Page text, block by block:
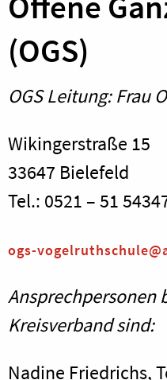
(OGS)
OGS Leitung: Frau
Wikingerstraße 15
33647 Bielefeld
Tel.: 0521 – 51
ogs-
Ansprechpersonen
Kreisverband sind:
Nadine Friedrichs,